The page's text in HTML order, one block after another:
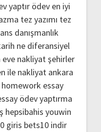
yaptır ödev en iyi
tez yazımı tez
danışmanlık
ne diferansiyel
eve nakliyatşehirler
ile nakliyat ankara
homework essay
ödev yaptırma
hepsibahis youwin
giris bets10 indir